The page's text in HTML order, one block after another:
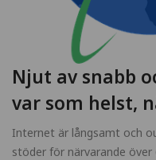
Njut av snabb
var som helst,
Internet är långsamt och
stöder för närvarande över